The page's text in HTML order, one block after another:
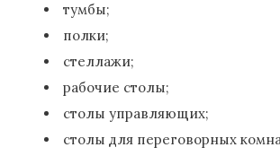
тумбы;
полки;
стеллажи;
рабочие столы;
столы управляющих;
столы для переговорных